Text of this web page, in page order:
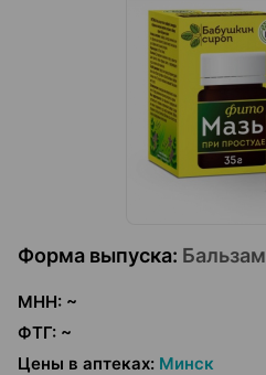
Форма выпуска: Бальзам
МНН: ~
ФТГ: ~
Цены в аптеках: Минск